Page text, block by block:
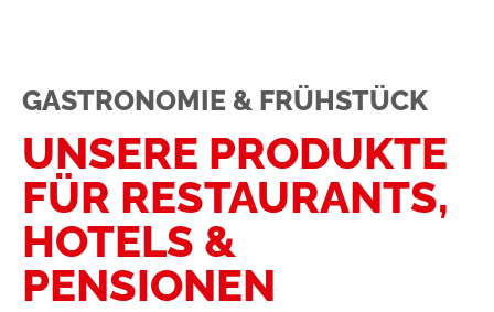
GASTRONOMIE & FRÜHSTÜCK
UNSERE PRODUKTE
FÜR RESTAURANTS,
HOTELS &
PENSIONEN